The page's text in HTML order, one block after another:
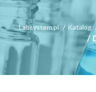
Labsystem.pl Katalog